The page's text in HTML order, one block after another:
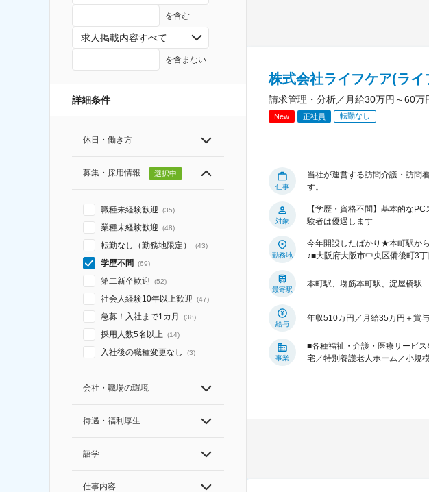
を含む
求人掲載内容すべて
を含まない
詳細条件
休日・働き方
募集・採用情報 選択中
職種未経験歓迎 (35)
業種未経験歓迎 (48)
転勤なし（勤務地限定） (43)
学歴不問 (69)
第二新卒歓迎 (52)
社会人経験10年以上歓迎 (47)
急募！入社まで1カ月 (38)
採用人数5名以上 (14)
入社後の職種変更なし (3)
会社・職場の環境
待遇・福利厚生
語学
仕事内容
株式会社ライフケア(ライ
請求管理・分析／月給30万円～60万
New 正社員 転勤なし
仕事
当社が運営する訪問介護・訪問
す。
対象
【学歴・資格不問】基本的な
験者は優遇します
勤務地
今年開設したばかり★本町駅か
♪■大阪府大阪市中央区備後町3
最寄駅
本町駅、堺筋本町駅、淀屋橋駅
給与
年収510万円／月給35万円＋賞
事業
■各種福祉・介護・医療サービ
宅／特別養護老人ホーム／小規